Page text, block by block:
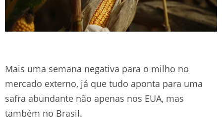
Mais uma semana negativa para o milho no
mercado externo, já que tudo aponta para uma
safra abundante não apenas nos EUA, mas
também no Brasil.